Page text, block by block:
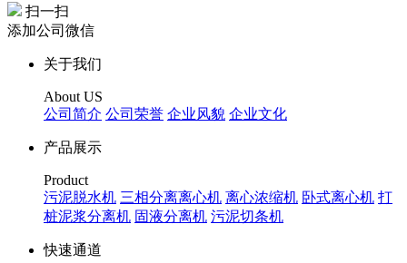
扫一扫
添加公司微信
关于我们
About US
公司简介 公司荣誉 企业风貌 企业文化
产品展示
Product
污泥脱水机 三相分离离心机 离心浓缩机 卧式离心机 打
桩泥浆分离机 固液分离机 污泥切条机
快速通道